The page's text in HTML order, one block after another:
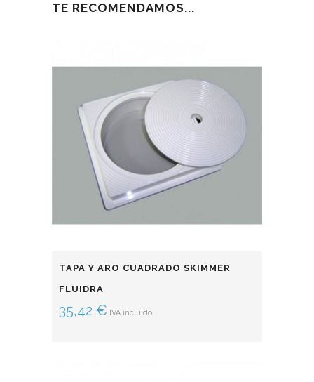
TE RECOMENDAMOS...
TAPA Y ARO CUADRADO SKIMMER
FLUIDRA
35,42 € IVA incluido